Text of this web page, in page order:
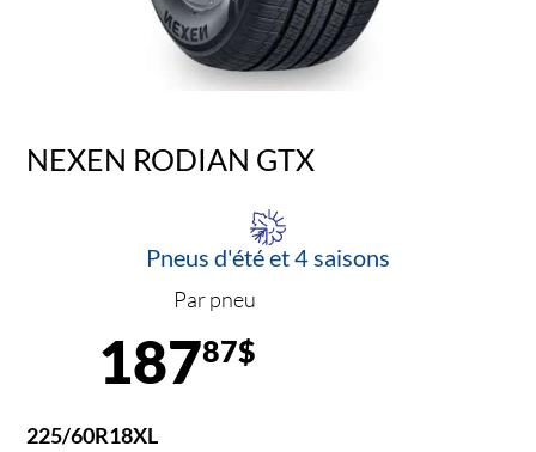
NEXEN RODIAN GTX
Pneus d'été et 4 saisons
Par pneu
18787$
225/60R18XL